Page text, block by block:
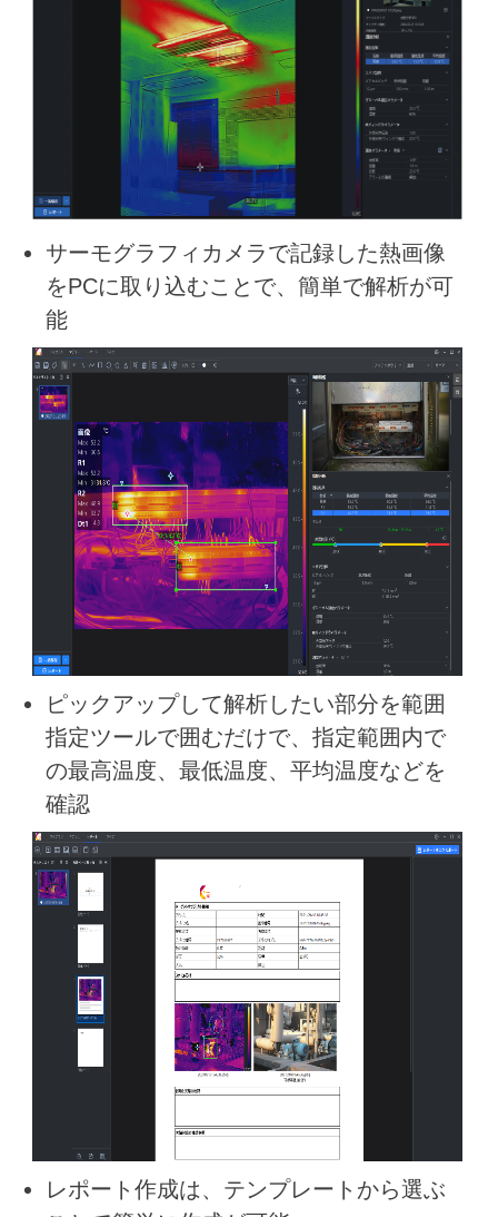
サーモグラフィカメラで記録した熱画像
をPCに取り込むことで、簡単で解析が可
能
ピックアップして解析したい部分を範囲
指定ツールで囲むだけで、指定範囲内で
の最高温度、最低温度、平均温度などを
確認
レポート作成は、テンプレートから選ぶ